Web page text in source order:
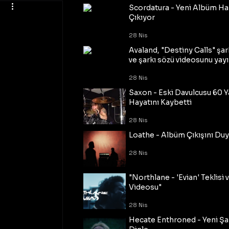
Scordatura - Yeni Albüm
Çıkıyor
28 Nis
Avaland, "Destiny Calls"
ve şarkı sözü videosunu
28 Nis
Saxon - Eski Davulcusu 60
Hayatını Kaybetti
28 Nis
Loathe - Albüm Çıkışını
28 Nis
"Northlane - 'Evian' Teklisi
Videosu"
28 Nis
Hecate Enthroned - Yeni